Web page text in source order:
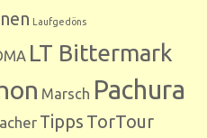
Laufgedöns
LT Bittermark
Marsch Pachura
Tipps TorTour